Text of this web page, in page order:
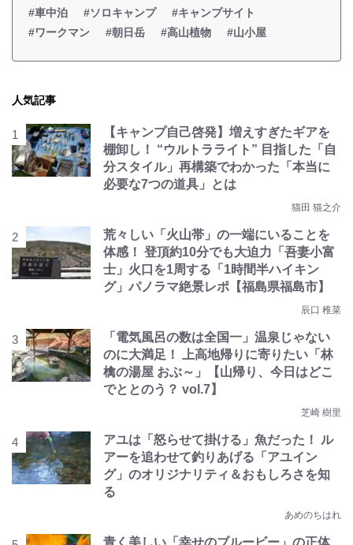
#車中泊
#ソロキャンプ
#キャンプサイト
#ワークマン
#朝日岳 #高山植物 #山小屋
人気記事
【キャンプ自己啓発】増えすぎたギアを
棚卸し！ “ウルトラライト” 目指した「自
分スタイル」再構築でわかった「本当に
必要な7つの道具」とは
猫田 猫之介
荒々しい「火山帯」の一端にいることを
体感！ 登頂約10分でも大迫力「吾妻小富
士」火口を1周する「1時間半ハイキン
グ」パノラマ絶景レポ【福島県福島市】
辰口 稚菜
「電気風呂の数は全国一」温泉じゃない
のに大満足！ 上高地帰りに寄りたい「林
檎の湯屋 おぶ～」【山帰り、今日はどこ
でととのう？ vol.7】
芝崎 樹里
アユは「怒らせて掛ける」魚だった！ ル
アーを追わせて釣りあげる「アユイン
グ」のオリジナリティ＆おもしろさを知
る
あめのちはれ
青く美しい「幸せのブルービー」の正体